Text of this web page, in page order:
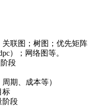
联图；树图；优先矩阵
）；网络图等。
段
期、成本等）
标
阶段